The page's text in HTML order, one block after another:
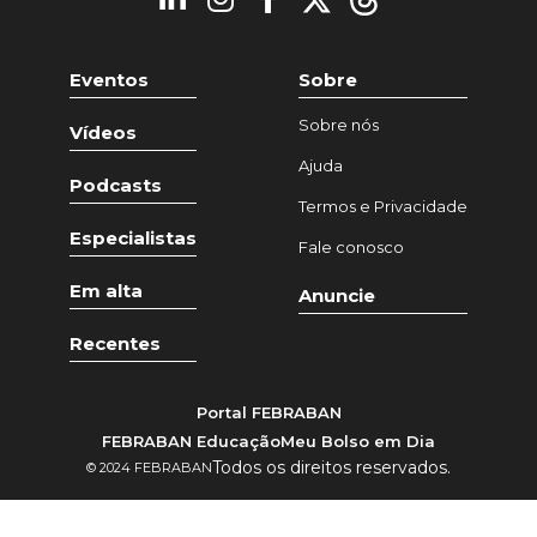
Eventos
Vídeos
Podcasts
Especialistas
Em alta
Recentes
Sobre
Sobre nós
Ajuda
Termos e Privacidade
Fale conosco
Anuncie
Portal FEBRABAN
FEBRABAN EducaçãoMeu Bolso em Dia
© 2024 FEBRABANTodos os direitos reservados.